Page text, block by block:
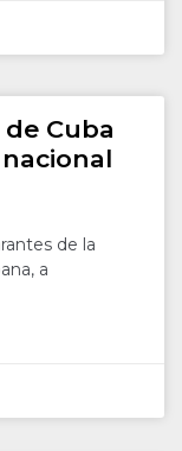
Cuba
de la
a